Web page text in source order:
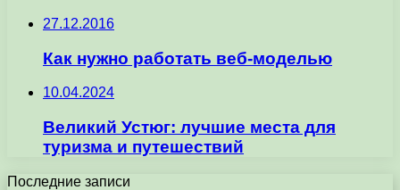
27.12.2016
Как нужно работать веб-моделью
10.04.2024
Великий Устюг: лучшие места для
туризма и путешествий
Последние записи